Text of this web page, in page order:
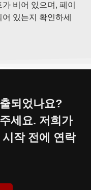
비어 있으며, 페이
있는지 확인하세
되었나요?
세요. 저희가
작 전에 연락